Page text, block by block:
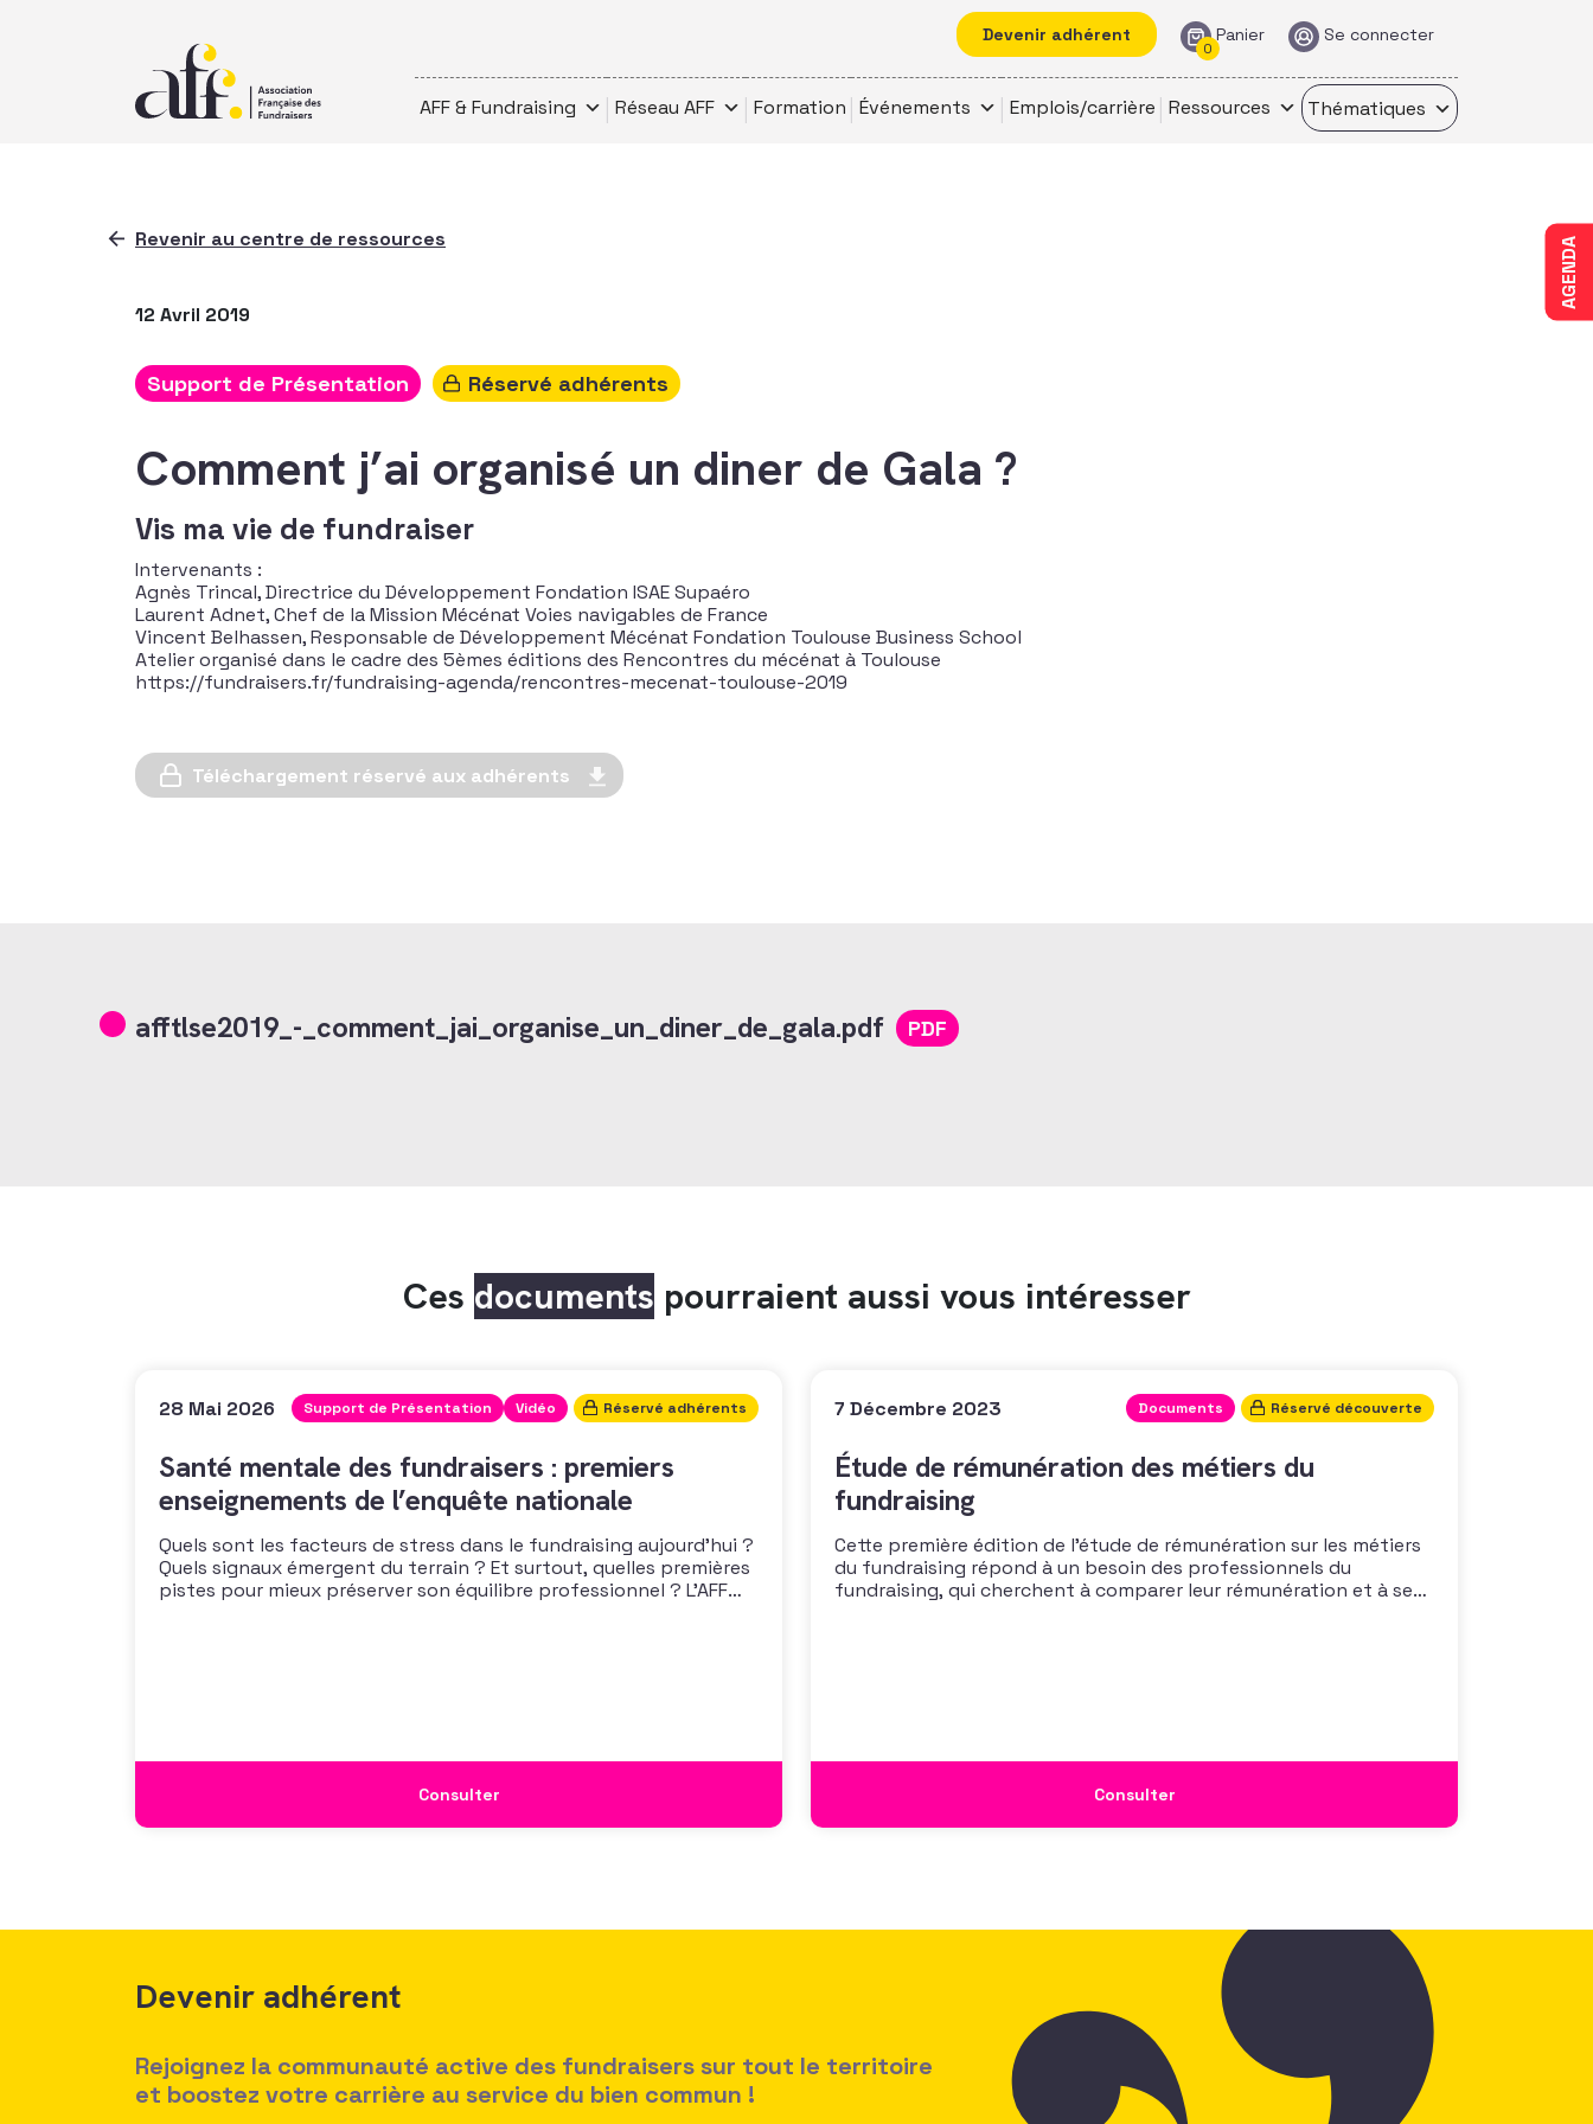
Devenir adhérent Panier
0
Se connecter
AFF & Fundraising Réseau AFF Formation Événements Emplois/carrière Ressources Thématiques
AGENDA
Revenir au centre de ressources
12 Avril 2019
Support de Présentation Réservé adhérents
Comment j’ai organisé un diner de Gala ?
Vis ma vie de fundraiser
Intervenants :
Agnès Trincal, Directrice du Développement Fondation ISAE Supaéro
Laurent Adnet, Chef de la Mission Mécénat Voies navigables de France
Vincent Belhassen, Responsable de Développement Mécénat Fondation Toulouse Business School
Atelier organisé dans le cadre des 5èmes éditions des Rencontres du mécénat à Toulouse
https://fundraisers.fr/fundraising-agenda/rencontres-mecenat-toulouse-2019
Téléchargement réservé aux adhérents
afftlse2019_-_comment_jai_organise_un_diner_de_gala.pdf PDF
Ces documents pourraient aussi vous intéresser
28 Mai 2026 Support de Présentation Vidéo Réservé adhérents
Santé mentale des fundraisers : premiers
enseignements de l’enquête nationale
Quels sont les facteurs de stress dans le fundraising aujourd’hui ?
Quels signaux émergent du terrain ? Et surtout, quelles premières
pistes pour mieux préserver son équilibre professionnel ? L’AFF
Consulter
7 Décembre 2023 Documents Réservé découverte
Étude de rémunération des métiers du
fundraising
Cette première édition de l’étude de rémunération sur les métiers
du fundraising répond à un besoin des professionnels du
fundraising, qui cherchent à comparer leur rémunération et à se
Consulter
Devenir adhérent
Rejoignez la communauté active des fundraisers sur tout le territoire
et boostez votre carrière au service du bien commun !